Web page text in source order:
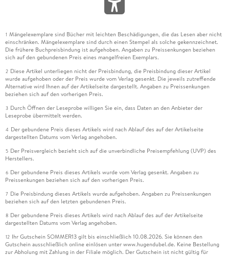
1 Mängelexemplare sind Bücher mit leichten Beschädigungen, die das Lesen aber nicht
einschränken. Mängelexemplare sind durch einen Stempel als solche gekennzeichnet.
Die frühere Buchpreisbindung ist aufgehoben. Angaben zu Preissenkungen beziehen
sich auf den gebundenen Preis eines mangelfreien Exemplars.
2 Diese Artikel unterliegen nicht der Preisbindung, die Preisbindung dieser Artikel
wurde aufgehoben oder der Preis wurde vom Verlag gesenkt. Die jeweils zutreffende
Alternative wird Ihnen auf der Artikelseite dargestellt. Angaben zu Preissenkungen
beziehen sich auf den vorherigen Preis.
3 Durch Öffnen der Leseprobe willigen Sie ein, dass Daten an den Anbieter der
Leseprobe übermittelt werden.
4 Der gebundene Preis dieses Artikels wird nach Ablauf des auf der Artikelseite
dargestellten Datums vom Verlag angehoben.
5 Der Preisvergleich bezieht sich auf die unverbindliche Preisempfehlung (UVP) des
Herstellers.
6 Der gebundene Preis dieses Artikels wurde vom Verlag gesenkt. Angaben zu
Preissenkungen beziehen sich auf den vorherigen Preis.
7 Die Preisbindung dieses Artikels wurde aufgehoben. Angaben zu Preissenkungen
beziehen sich auf den letzten gebundenen Preis.
8 Der gebundene Preis dieses Artikels wird nach Ablauf des auf der Artikelseite
dargestellten Datums vom Verlag angehoben.
12 Ihr Gutschein SOMMER13 gilt bis einschließlich 10.08.2026. Sie können den
Gutschein ausschließlich online einlösen unter www.hugendubel.de. Keine Bestellung
zur Abholung mit Zahlung in der Filiale möglich. Der Gutschein ist nicht gültig für